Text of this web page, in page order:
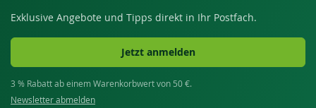
Exklusive Angebote und Tipps direkt in Ihr Postfach.
Jetzt anmelden
3 % Rabatt ab einem Warenkorbwert von 50 €.
Newsletter abmelden